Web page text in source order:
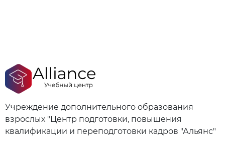
Учреждение дополнительного образования
взрослых "Центр подготовки, повышения
квалификации и переподготовки кадров "Альянс"